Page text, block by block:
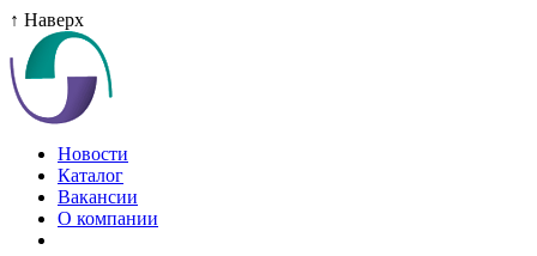
↑ Наверх
Новости
Каталог
Вакансии
О компании